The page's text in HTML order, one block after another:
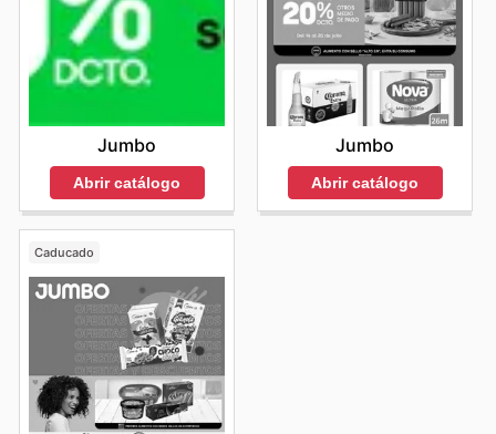
Jumbo
Abrir catálogo
Jumbo
Abrir catálogo
Caducado